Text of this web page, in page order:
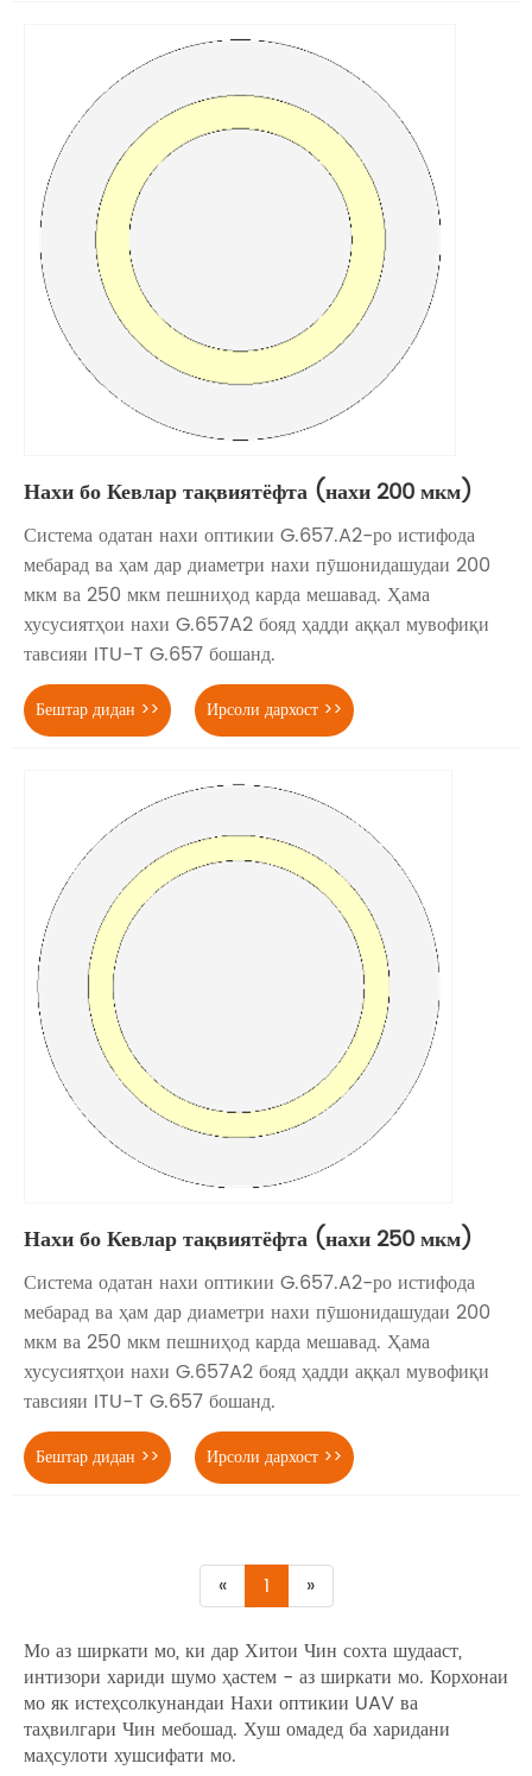
Нахи бо Кевлар тақвиятёфта (нахи 200 мкм)
Система одатан нахи оптикии G.657.A2-ро истифода
мебарад ва ҳам дар диаметри нахи пӯшонидашудаи 200
мкм ва 250 мкм пешниҳод карда мешавад. Ҳама
хусусиятҳои нахи G.657A2 бояд ҳадди аққал мувофиқи
тавсияи ITU-T G.657 бошанд.
Бештар дидан >> Ирсоли дархост >>
Нахи бо Кевлар тақвиятёфта (нахи 250 мкм)
Система одатан нахи оптикии G.657.A2-ро истифода
мебарад ва ҳам дар диаметри нахи пӯшонидашудаи 200
мкм ва 250 мкм пешниҳод карда мешавад. Ҳама
хусусиятҳои нахи G.657A2 бояд ҳадди аққал мувофиқи
тавсияи ITU-T G.657 бошанд.
Бештар дидан >> Ирсоли дархост >>
« 1 »
Мо аз ширкати мо, ки дар Хитои Чин сохта шудааст,
интизори хариди шумо ҳастем - аз ширкати мо. Корхонаи
мо як истеҳсолкунандаи Нахи оптикии UAV ва
таҳвилгари Чин мебошад. Хуш омадед ба харидани
маҳсулоти хушсифати мо.